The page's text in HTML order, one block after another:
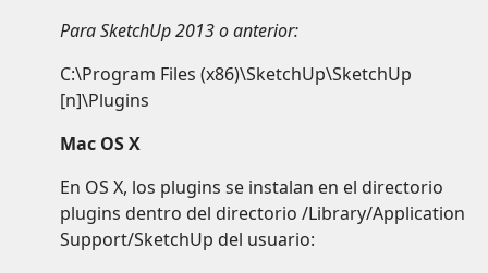
Para SketchUp 2013 o anterior:
C:\Program Files (x86)\SketchUp\SketchUp
[n]\Plugins
Mac OS X
En OS X, los plugins se instalan en el directorio
plugins dentro del directorio /Library/Application
Support/SketchUp del usuario: